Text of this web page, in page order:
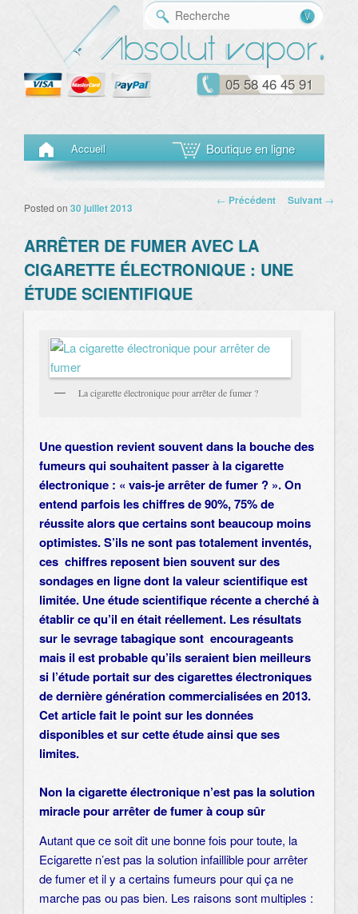
05 58 46 45 91
Menu principal
Aller au contenu principal
Aller au contenu secondaire
Accueil Boutique en ligne
Navigation des
← Précédent Suivant →
ARRÊTER DE FUMER AVEC LA
CIGARETTE ÉLECTRONIQUE : UNE
ÉTUDE SCIENTIFIQUE
Posted on 30 juillet 2013
La cigarette électronique pour arrêter de fumer ?
Une question revient souvent dans la bouche des
fumeurs qui souhaitent passer à la cigarette
électronique : « vais-je arrêter de fumer ? ». On
entend parfois les chiffres de 90%, 75% de
réussite alors que certains sont beaucoup moins
optimistes. S’ils ne sont pas totalement inventés,
ces chiffres reposent bien souvent sur des
sondages en ligne dont la valeur scientifique est
limitée. Une étude scientifique récente a cherché à
établir ce qu’il en était réellement. Les résultats
sur le sevrage tabagique sont encourageants
mais il est probable qu’ils seraient bien meilleurs
si l’étude portait sur des cigarettes électroniques
de dernière génération commercialisées en 2013.
Cet article fait le point sur les données
disponibles et sur cette étude ainsi que ses
limites.
Non la cigarette électronique n’est pas la solution
miracle pour arrêter de fumer à coup sûr
Autant que ce soit dit une bonne fois pour toute, la
Ecigarette n’est pas la solution infaillible pour arrêter
de fumer et il y a certains fumeurs pour qui ça ne
marche pas ou pas bien. Les raisons sont multiples :